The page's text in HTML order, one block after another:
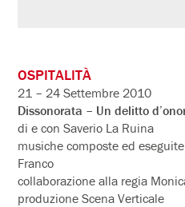
OSPITALITÀ
21 – 24 Settembre 2010
Dissonorata – Un delitto
di e con Saverio La Ruina
musiche composte ed
Franco
collaborazione alla regia
produzione Scena Verticale